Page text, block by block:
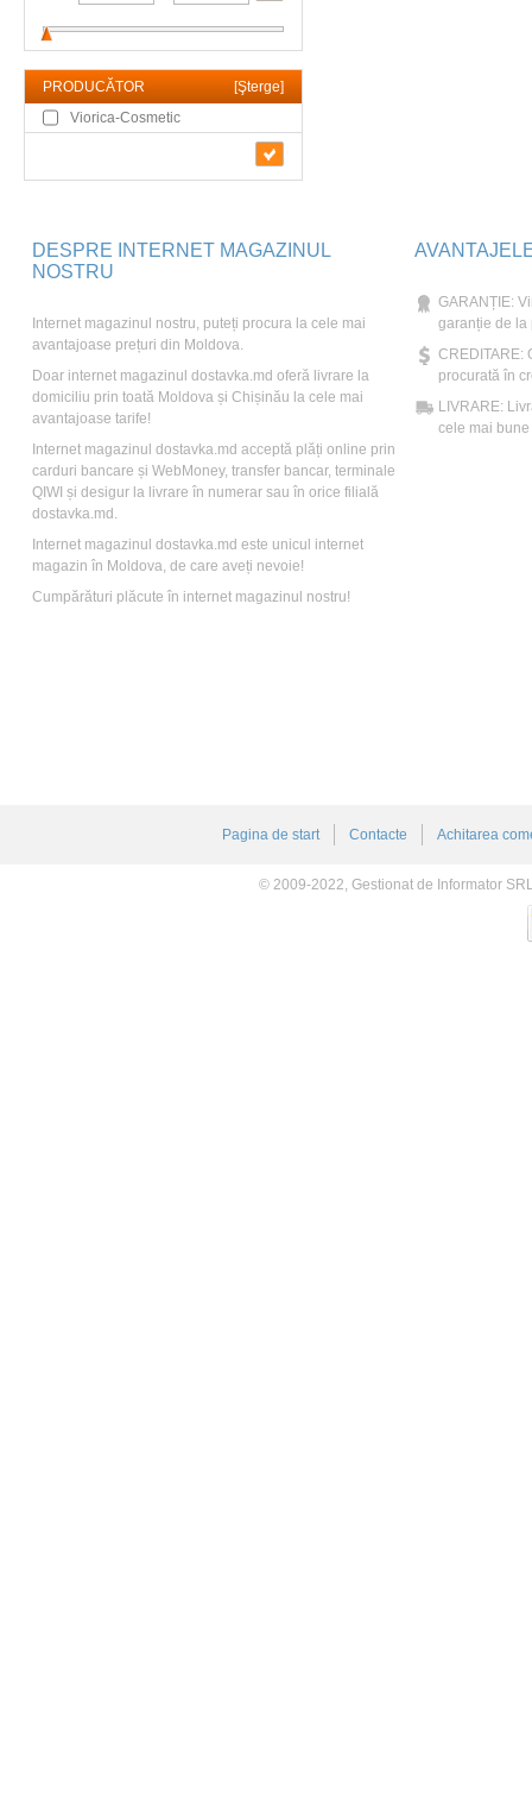
PRODUCĂTOR [Şterge]
Viorica-Cosmetic
DESPRE INTERNET MAGAZINUL
NOSTRU
Internet magazinul nostru, puteți procura la cele mai
avantajoase prețuri din Moldova.
Doar internet magazinul dostavka.md oferă livrare la
domiciliu prin toată Moldova și Chișinău la cele mai
avantajoase tarife!
Internet magazinul dostavka.md acceptă plăți online prin
carduri bancare și WebMoney, transfer bancar, terminale
QIWI și desigur la livrare în numerar sau în orice filială
dostavka.md.
Internet magazinul dostavka.md este unicul internet
magazin în Moldova, de care aveți nevoie!
Cumpărături plăcute în internet magazinul nostru!
GARANȚIE:
garanție de la
CREDITARE:
procurată în
LIVRARE:
cele mai bune
Pagina de start Contacte Achitarea
© 2009-2022, Gestionat de Informator